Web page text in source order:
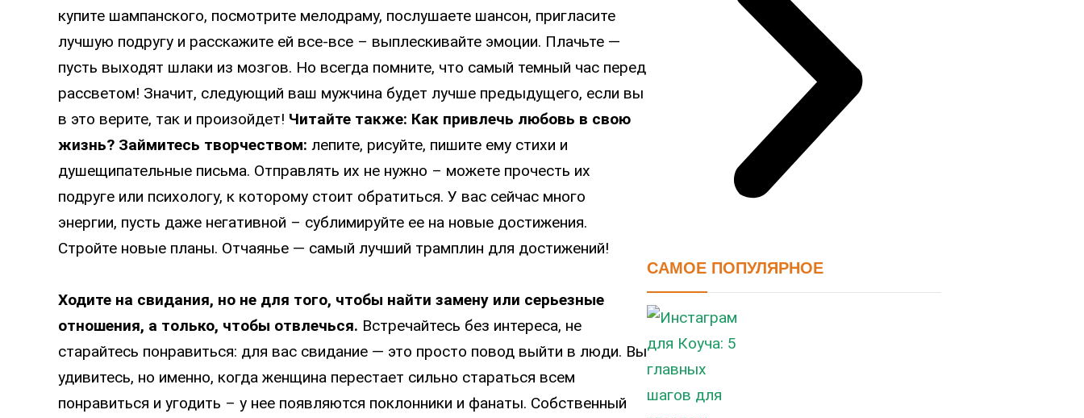
купите шампанского, посмотрите мелодраму, послушаете шансон, пригласите
лучшую подругу и расскажите ей все-все – выплескивайте эмоции. Плачьте —
пусть выходят шлаки из мозгов. Но всегда помните, что самый темный час перед
рассветом! Значит, следующий ваш мужчина будет лучше предыдущего, если вы
в это верите, так и произойдет! Читайте также: Как привлечь любовь в свою
жизнь? Займитесь творчеством: лепите, рисуйте, пишите ему стихи и
душещипательные письма. Отправлять их не нужно – можете прочесть их
подруге или психологу, к которому стоит обратиться. У вас сейчас много
энергии, пусть даже негативной – сублимируйте ее на новые достижения.
Стройте новые планы. Отчаянье — самый лучший трамплин для достижений!
Ходите на свидания, но не для того, чтобы найти замену или серьезные
отношения, а только, чтобы отвлечься. Встречайтесь без интереса, не
старайтесь понравиться: для вас свидание — это просто повод выйти в люди. Вы
удивитесь, но именно, когда женщина перестает сильно стараться всем
понравиться и угодить – у нее появляются поклонники и фанаты. Собственный
САМОЕ ПОПУЛЯРНОЕ